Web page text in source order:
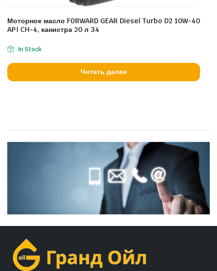
Моторное масло FORWARD GEAR Diesel Turbo D2 10W-40
API CH-4, канистра 20 л 34
In Stock
Читать далее